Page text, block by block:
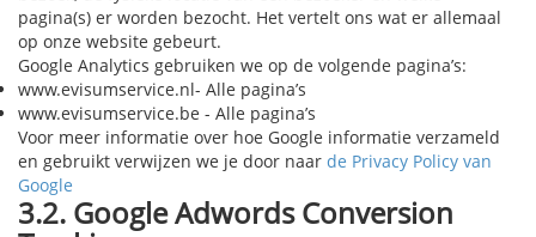
pagina(s) er worden bezocht. Het vertelt ons wat er allemaal
op onze website gebeurt.
Google Analytics gebruiken we op de volgende pagina’s:
www.evisumservice.nl- Alle pagina’s
www.evisumservice.be - Alle pagina’s
Voor meer informatie over hoe Google informatie verzameld
en gebruikt verwijzen we je door naar de Privacy Policy van
Google
3.2. Google Adwords Conversion